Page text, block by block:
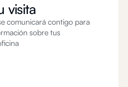
visita
comunicará contigo para
sobre tus